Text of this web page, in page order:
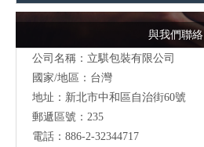
與我們聯絡
公司名稱：立騏包裝有限公司
國家/地區：台灣
地址： 新北市中和區自治街60號
郵遞區號：235
電話：886-2-32344717